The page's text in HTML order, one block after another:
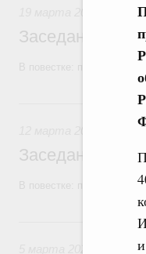
Заседание
Заседание
В повестке: проекты